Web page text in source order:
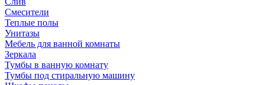
Смесители
Теплые полы
Унитазы
Мебель для ванной комнаты
Зеркала
Тумбы в ванную комнату
Тумбы под стиральную машину